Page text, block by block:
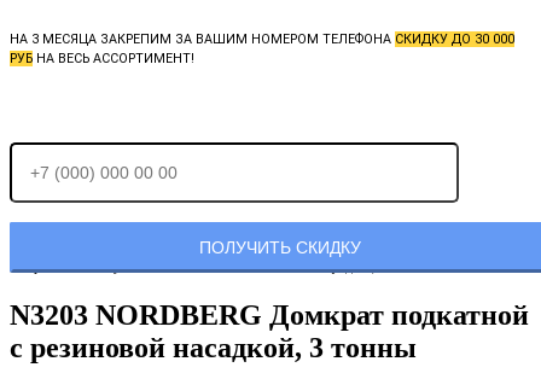
НА 3 МЕСЯЦА ЗАКРЕПИМ ЗА ВАШИМ НОМЕРОМ ТЕЛЕФОНА СКИДКУ ДО 30 000
РУБ НА ВЕСЬ АССОРТИМЕНТ!
Отправляя заявку, Вы соглашаетесь сполитикой конфиденциальности.
N3203 NORDBERG Домкрат подкатной
с резиновой насадкой, 3 тонны